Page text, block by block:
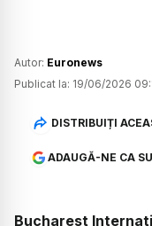
Autor: Euronews
Publicat la: 19/06/2026
DISTRIBUIȚI
ADAUGĂ-NE CA
Bucharest